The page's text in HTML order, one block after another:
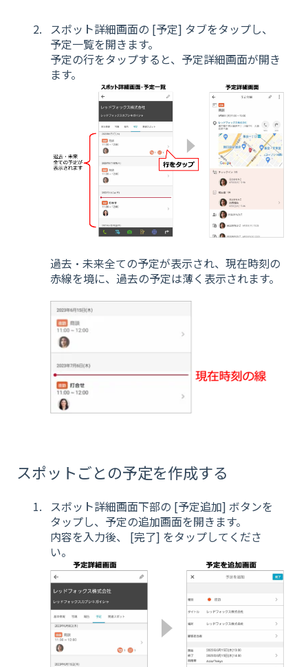
スポット詳細画面の [予定] タブをタップし、
予定一覧を開きます。
予定の行をタップすると、予定詳細画面が開き
ます。
過去・未来全ての予定が表示され、現在時刻の
赤線を境に、過去の予定は薄く表示されます。
スポットごとの予定を作成する
スポット詳細画面下部の [予定追加] ボタンを
タップし、予定の追加画面を開きます。
内容を入力後、 [完了] をタップしてくださ
い。